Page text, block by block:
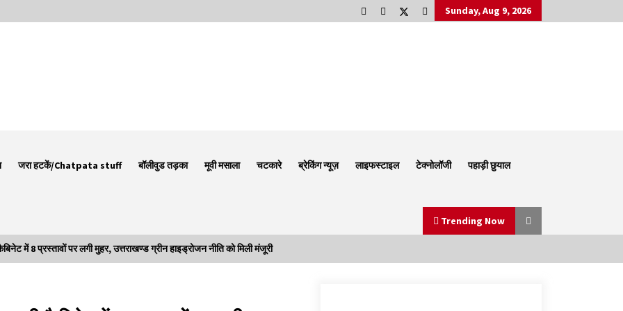
Sunday, Aug 9, 2026
जरा हटकें/Chatpata stuff बॉलीवुड तड़का मूवी मसाला चटकारे ब्रेकिंग न्यूज़ लाइफस्टाइल टेक्नोलॉजी पहाड़ी छुयाल
Trending Now
में 8 प्रस्तावों पर लगी मुहर, उत्तराखण्ड ग्रीन हाइड्रोजन नीति को मिली मंजूरी